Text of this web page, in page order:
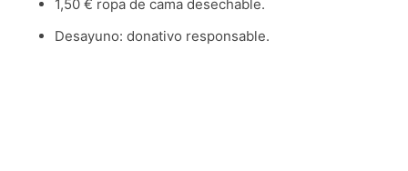
1,50 € ropa de cama desechable.
Desayuno: donativo responsable.